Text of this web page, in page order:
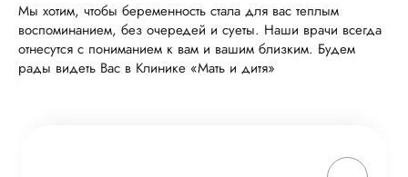
Мы хотим, чтобы беременность стала для вас теплым
воспоминанием, без очередей и суеты. Наши врачи всегда
отнесутся с пониманием к вам и вашим близким. Будем
рады видеть Вас в Клинике «Мать и дитя»